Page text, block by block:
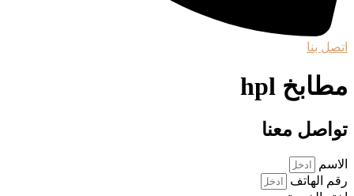
اتصل بنا
مطابخ hpl
تواصل معنا
الاسم
رقم الهاتف